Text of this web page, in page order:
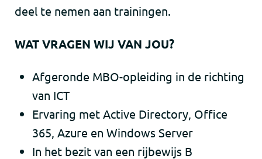
deel te nemen aan trainingen.
WAT VRAGEN WIJ VAN JOU?
​Afgeronde MBO-opleiding in de richting
van ICT
Ervaring met Active Directory, Office
365, Azure en Windows Server
In het bezit van een rijbewijs B